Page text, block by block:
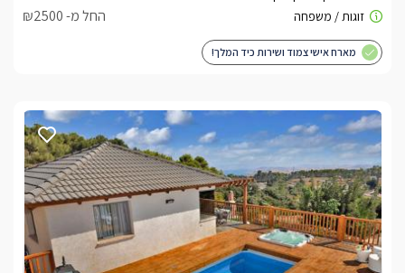
החל מ- ₪2500
מארח אישי צמוד ושירות כיד המלך!